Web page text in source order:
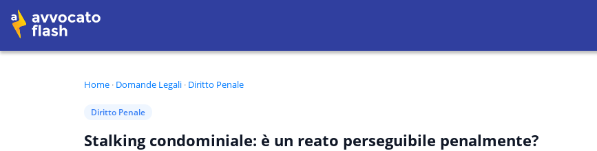
Home · Domande Legali · Diritto Penale
Diritto Penale
Stalking condominiale: è un reato perseguibile penalmente?